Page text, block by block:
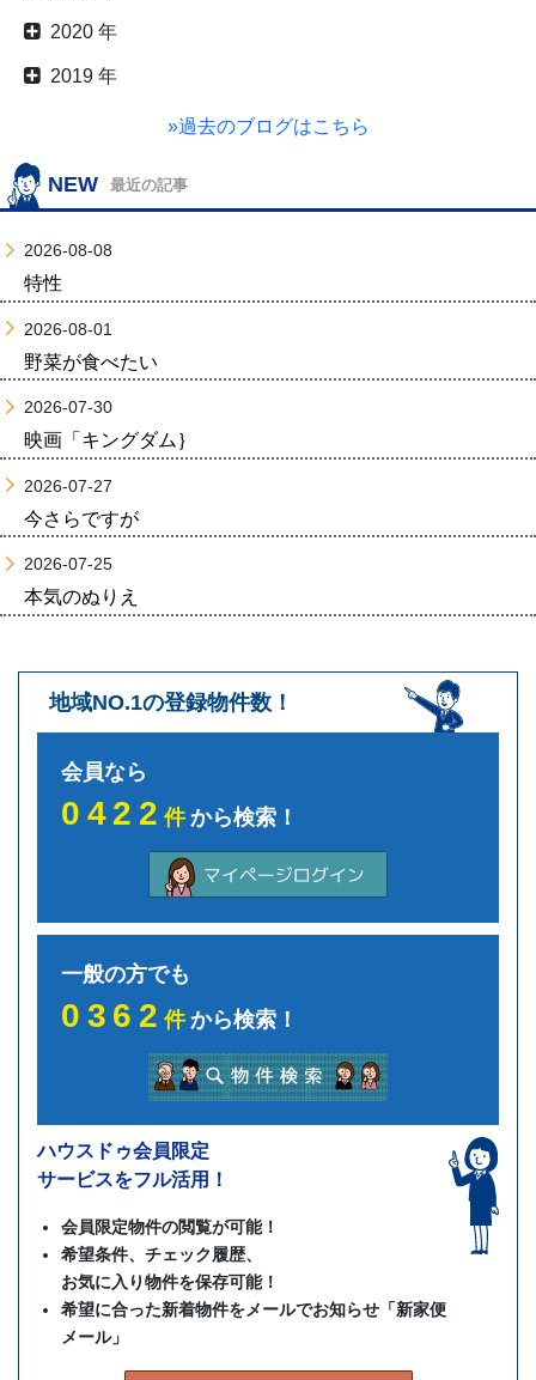
2020 年
2019 年
»過去のブログはこちら
NEW 最近の記事
2026-08-08
特性
2026-08-01
野菜が食べたい
2026-07-30
映画「キングダム｝
2026-07-27
今さらですが
2026-07-25
本気のぬりえ
地域NO.1の登録物件数！
会員なら
0422件から検索！
一般の方でも
0362件から検索！
ハウスドゥ会員限定
サービスをフル活用！
会員限定物件の閲覧が可能！
希望条件、チェック履歴、
お気に入り物件を保存可能！
希望に合った新着物件をメールでお知らせ「新家便
メール」